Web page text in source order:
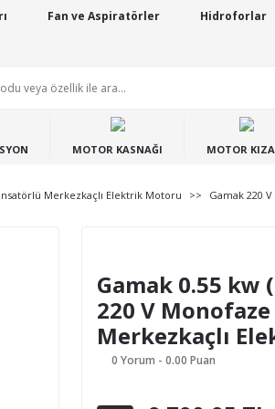
Fan ve Aspiratörler Hidroforlar
MOTOR KASNAĞI MOTOR
Merkezkaçlı Elektrik Motoru Gamak 220
Gamak 0.55 kw
220 V
Merkezkaçlı
0 Yorum - 0.00 Puan